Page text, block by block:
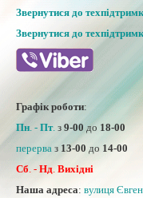
Звернутися до
Звернутися до
Графік роботи:
Пн. - Пт. з 9-00 до 18-00
перерва з 13-00 до 14-00
Сб. - Нд. Вихідні
Наша адреса: вулиця